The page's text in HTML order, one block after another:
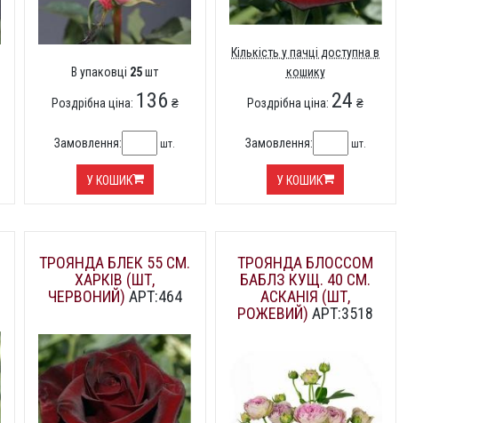
В упаковці 25шт
Роздрібна ціна: 136 ₴
Замовлення: шт.
У КОШИК
Кількість у пачці доступна в
кошику
Роздрібна ціна: 24 ₴
Замовлення: шт.
У КОШИК
ТРОЯНДА БЛЕК 55 СМ.
ХАРКІВ (ШТ,
ЧЕРВОНИЙ) АРТ:464
ТРОЯНДА БЛОССОМ
БАБЛЗ КУЩ. 40 СМ.
АСКАНІЯ (ШТ,
РОЖЕВИЙ) АРТ:3518